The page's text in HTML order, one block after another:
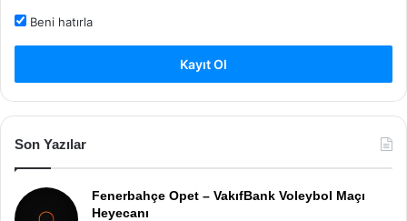
Beni hatırla
Kayıt Ol
Son Yazılar
Fenerbahçe Opet – VakıfBank Voleybol Maçı
Heyecanı